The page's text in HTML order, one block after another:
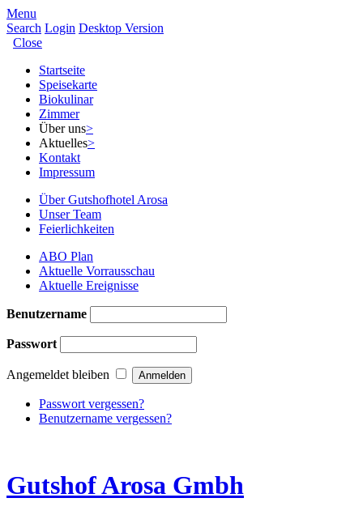
Menu
Search Login Desktop Version
Close
Startseite
Speisekarte
Biokulinar
Zimmer
Über uns>
Aktuelles>
Kontakt
Impressum
Über Gutshofhotel Arosa
Unser Team
Feierlichkeiten
ABO Plan
Aktuelle Vorrausschau
Aktuelle Ereignisse
Benutzername
Passwort
Angemeldet bleiben
Passwort vergessen?
Benutzername vergessen?
Gutshof Arosa Gmbh